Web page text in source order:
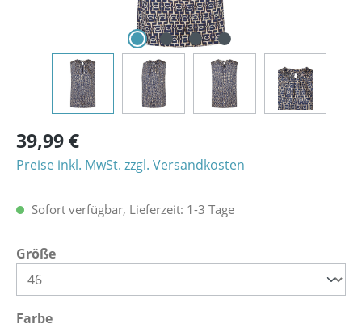
39,99 €
Preise inkl. MwSt. zzgl. Versandkosten
Sofort verfügbar, Lieferzeit: 1-3 Tage
Größeauswählen
Farbeauswählen